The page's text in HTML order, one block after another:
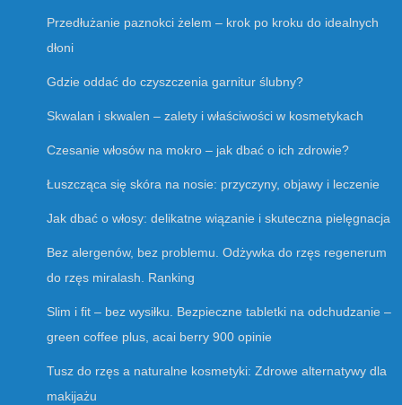
Przedłużanie paznokci żelem – krok po kroku do idealnych
dłoni
Gdzie oddać do czyszczenia garnitur ślubny?
Skwalan i skwalen – zalety i właściwości w kosmetykach
Czesanie włosów na mokro – jak dbać o ich zdrowie?
Łuszcząca się skóra na nosie: przyczyny, objawy i leczenie
Jak dbać o włosy: delikatne wiązanie i skuteczna pielęgnacja
Bez alergenów, bez problemu. Odżywka do rzęs regenerum
do rzęs miralash. Ranking
Slim i fit – bez wysiłku. Bezpieczne tabletki na odchudzanie –
green coffee plus, acai berry 900 opinie
Tusz do rzęs a naturalne kosmetyki: Zdrowe alternatywy dla
makijażu